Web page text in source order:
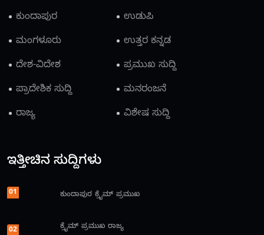
ಕುಂದಾಪುರ
ಉಡುಪಿ
ಮಂಗಳೂರು
ಉತ್ತರ ಕನ್ನಡ
ದೇಶ-ವಿದೇಶ
ಪ್ರಮುಖ ಸುದ್ದಿ
ಪ್ರಾದೇಶಿಕ ಸುದ್ದಿ
ಮನರಂಜನೆ
ರಾಜ್ಯ
ವಿಶೇಷ ಸುದ್ದಿ
ಇತ್ತೀಚಿನ ಸುದ್ದಿಗಳು
01 ಕುಂದಾಪುರ ಕ್ರೈಮ್ ಪ್ರಮುಖ
02 ಕ್ರೈಮ್ ಪ್ರಮುಖ ರಾಜ್ಯ